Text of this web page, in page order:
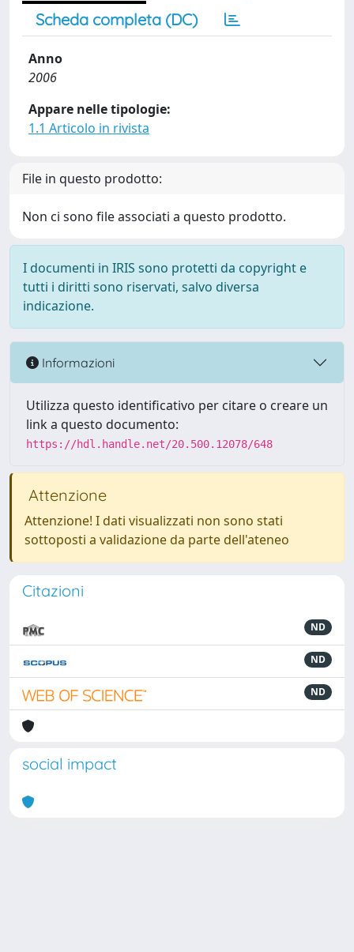
Scheda completa (DC)
Anno
2006
Appare nelle tipologie:
1.1 Articolo in rivista
File in questo prodotto:
Non ci sono file associati a questo prodotto.
I documenti in IRIS sono protetti da copyright e
tutti i diritti sono riservati, salvo diversa
indicazione.
Informazioni
Utilizza questo identificativo per citare o creare un
link a questo documento:
https://hdl.handle.net/20.500.12078/648
Attenzione
Attenzione! I dati visualizzati non sono stati
sottoposti a validazione da parte dell'ateneo
Citazioni
ND
ND
ND
social impact